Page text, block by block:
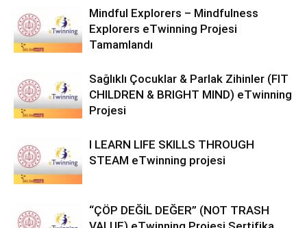
Mindful Explorers – Mindfulness
Explorers eTwinning Projesi
Tamamlandı
Sağlıklı Çocuklar & Parlak Zihinler (FIT
CHILDREN & BRIGHT MIND) eTwinning
Projesi
I LEARN LIFE SKILLS THROUGH
STEAM eTwinning projesi
“ÇÖP DEĞİL DEĞER” (NOT TRASH